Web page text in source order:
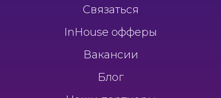
Связаться
InHouse офферы
Вакансии
Блог